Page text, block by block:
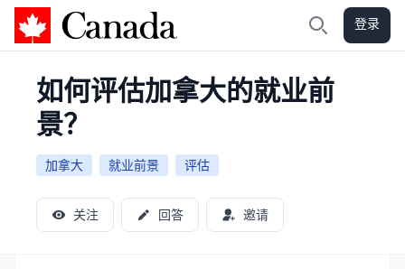
加拿大攻略 登录
如何评估加拿大的就业前
景？
加拿大 就业前景 评估
关注 回答 邀请